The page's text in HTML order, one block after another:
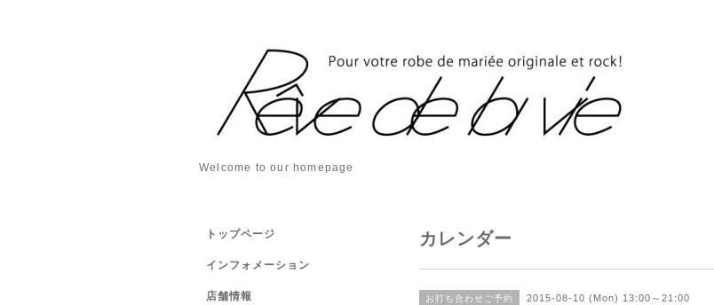
Welcome to our homepage
カレンダー
お打ち合わせご予約 2015-08-10 (Mon) 13:00～21:00
トップページ
インフォメーション
店舗情報